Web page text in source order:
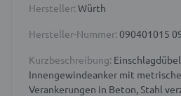
Hersteller: Würth
Hersteller-Nummer: 090401015
Kurzbeschreibung:
Innengewindeanker mit
Verankerungen in Beton, Stahl